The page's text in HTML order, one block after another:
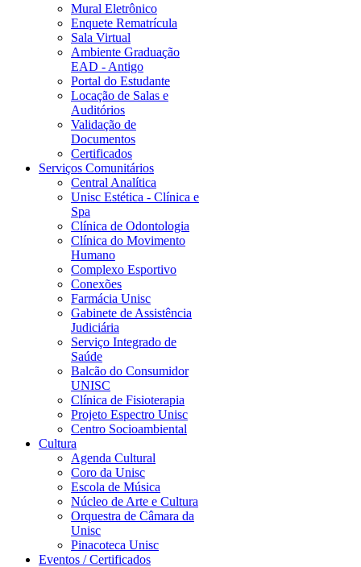
Mural Eletrônico
Enquete Rematrícula
Sala Virtual
Ambiente Graduação
EAD - Antigo
Portal do Estudante
Locação de Salas e
Auditórios
Validação de
Documentos
Certificados
Serviços Comunitários
Central Analítica
Unisc Estética - Clínica e
Spa
Clínica de Odontologia
Clínica do Movimento
Humano
Complexo Esportivo
Conexões
Farmácia Unisc
Gabinete de Assistência
Judiciária
Serviço Integrado de
Saúde
Balcão do Consumidor
UNISC
Clínica de Fisioterapia
Projeto Espectro Unisc
Centro Socioambiental
Cultura
Agenda Cultural
Coro da Unisc
Escola de Música
Núcleo de Arte e Cultura
Orquestra de Câmara da
Unisc
Pinacoteca Unisc
Eventos / Certificados